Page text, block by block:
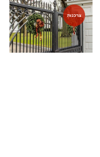
צרכנות